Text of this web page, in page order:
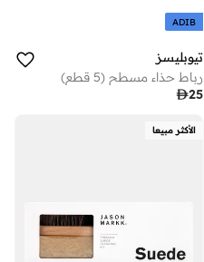
ADIB
تيوبليسز
رباط حذاء مسطح (5 قطع)
25
الأكثر مبيعا